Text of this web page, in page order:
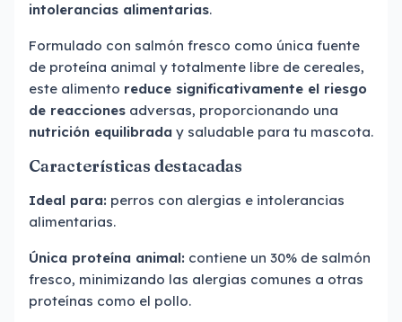
intolerancias alimentarias.
Formulado con salmón fresco como única fuente
de proteína animal y totalmente libre de cereales,
este alimento reduce significativamente el riesgo
de reacciones adversas, proporcionando una
nutrición equilibrada y saludable para tu mascota.
Características destacadas
Ideal para: perros con alergias e intolerancias
alimentarias.
Única proteína animal: contiene un 30% de salmón
fresco, minimizando las alergias comunes a otras
proteínas como el pollo.